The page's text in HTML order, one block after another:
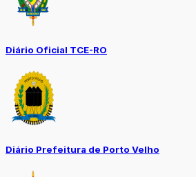
Diário Oficial TCE-RO
Diário Prefeitura de Porto Velho